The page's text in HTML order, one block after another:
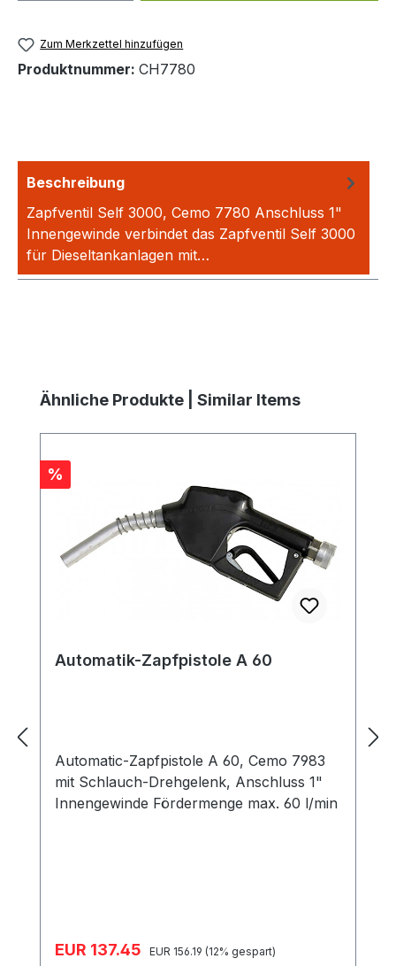
Zum Merkzettel hinzufügen
Produktnummer: CH7780
Beschreibung
Zapfventil Self 3000, Cemo 7780 Anschluss 1"
Innengewinde verbindet das Zapfventil Self 3000
für Dieseltankanlagen mit…
Produktgalerie überspringen
Ähnliche Produkte | Similar Items
Rabatt
%
Automatik-Zapfpistole A 60
Automatic-Zapfpistole A 60, Cemo 7983
mit Schlauch-Drehgelenk, Anschluss 1"
Innengewinde Fördermenge max. 60 l/min
Verkaufspreis:
EUR 137.45 Regulärer Preis:
EUR 156.19 (12% gespart)